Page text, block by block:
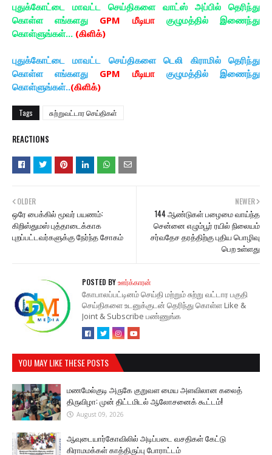
புதுக்கோட்டை மாவட்ட செய்திகளை வாட்ஸ் அப்பில் தெரிந்து
கொள்ள எங்களது GPM மீடியாகுழுமத்தில் இணைந்து
கொள்ளுங்கள்... (கிளிக்)
புதுக்கோட்டை மாவட்ட செய்திகளை டெலி கிராமில் தெரிந்து
கொள்ள எங்களது GPM மீடியாகுழுமத்தில் இணைந்து
கொள்ளுங்கள்..(கிளிக்)
Tags சுற்றுவட்டார செய்திகள்
REACTIONS
NEWER
144 ஆண்டுகள் பழைமை வாய்ந்த
சென்னை எழும்பூர் ரயில் நிலையம்
சர்வதேச தரத்திற்கு புதிய பொழிவு
பெற உள்ளது
OLDER
ஒரே பைக்கில் மூவர் பயணம்:
கிறிஸ்துமஸ் புத்தாடைக்காக
புறப்பட்டவர்களுக்கு நேர்ந்த சோகம்
POSTED BYஊர்க்காரன்
கோபாலப்பட்டினம் செய்தி மற்றும் சுற்று வட்டார பகுதி
செய்திகளை உடனுக்குடன் தெரிந்து கொள்ள Like &
Joint & Subscribe பண்ணுங்க
YOU MAY LIKE THESE POSTS
மணமேல்குடி அருகே குறுவள மைய அளவிலான கலைத்
திருவிழா: முன் திட்டமிடல் ஆலோசனைக் கூட்டம்!
August 09, 2026
ஆவுடையார்கோவிலில் அடிப்படை வசதிகள் கேட்டு
கிராமமக்கள் காத்திருப்பு போராட்டம்